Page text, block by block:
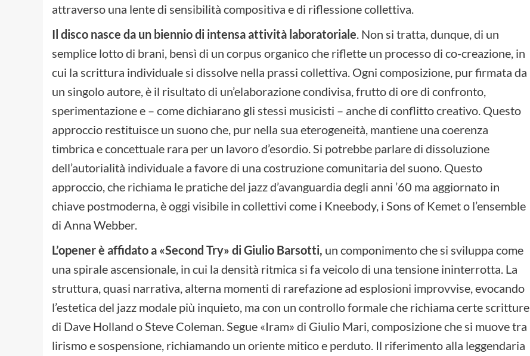
attraverso una lente di sensibilità compositiva e di riflessione collettiva.
Il disco nasce da un biennio di intensa attività laboratoriale. Non si tratta, dunque, di un
semplice lotto di brani, bensì di un corpus organico che riflette un processo di co-creazione, in
cui la scrittura individuale si dissolve nella prassi collettiva. Ogni composizione, pur firmata da
un singolo autore, è il risultato di un’elaborazione condivisa, frutto di ore di confronto,
sperimentazione e – come dichiarano gli stessi musicisti – anche di conflitto creativo. Questo
approccio restituisce un suono che, pur nella sua eterogeneità, mantiene una coerenza
timbrica e concettuale rara per un lavoro d’esordio. Si potrebbe parlare di dissoluzione
dell’autorialità individuale a favore di una costruzione comunitaria del suono. Questo
approccio, che richiama le pratiche del jazz d’avanguardia degli anni ’60 ma aggiornato in
chiave postmoderna, è oggi visibile in collettivi come i Kneebody, i Sons of Kemet o l’ensemble
di Anna Webber.
L’opener è affidato a «Second Try» di Giulio Barsotti, un componimento che si sviluppa come
una spirale ascensionale, in cui la densità ritmica si fa veicolo di una tensione ininterrotta. La
struttura, quasi narrativa, alterna momenti di rarefazione ad esplosioni improvvise, evocando
l’estetica del jazz modale più inquieto, ma con un controllo formale che richiama certe scritture
di Dave Holland o Steve Coleman. Segue «Iram» di Giulio Mari, composizione che si muove tra
lirismo e sospensione, richiamando un oriente mitico e perduto. Il riferimento alla leggendaria